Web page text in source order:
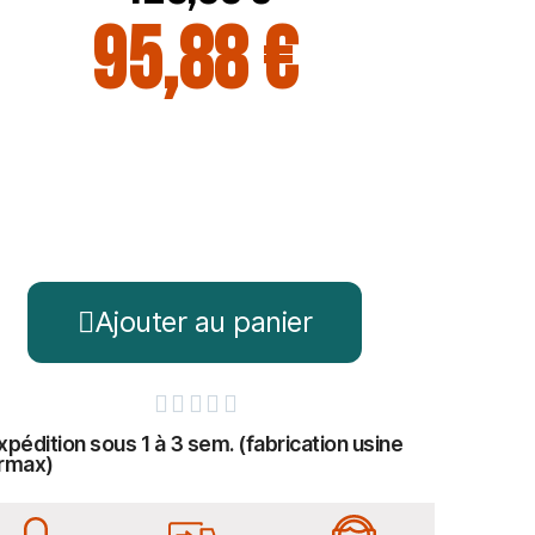
95,88 €
Ajouter au panier
    
sous 1 à 3 sem. (fabrication usine